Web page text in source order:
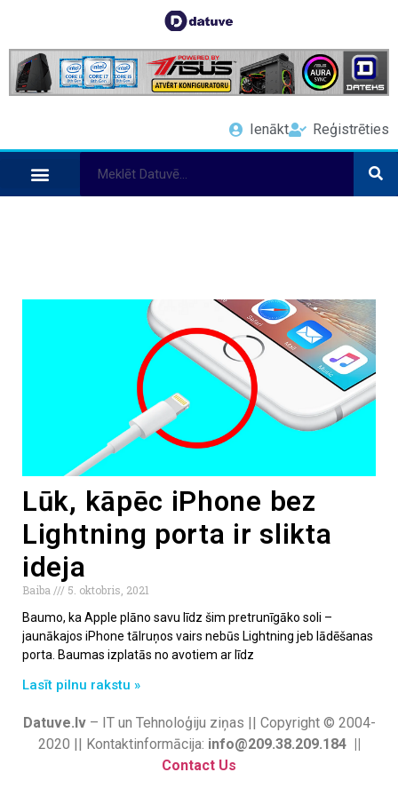
Ienākt Reģistrēties
Lūk, kāpēc iPhone bez
Lightning porta ir slikta
ideja
Baiba
5. oktobris, 2021
Baumo, ka Apple plāno savu līdz šim pretrunīgāko soli –
jaunākajos iPhone tālruņos vairs nebūs Lightning jeb lādēšanas
porta. Baumas izplatās no avotiem ar līdz
Lasīt pilnu rakstu »
Datuve.lv– IT un Tehnoloģiju ziņas || Copyright © 2004-
2020 || Kontaktinformācija: info@209.38.209.184 ||
Contact Us